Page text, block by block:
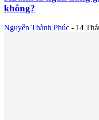
không?
Nguyễn Thành Phúc - 14